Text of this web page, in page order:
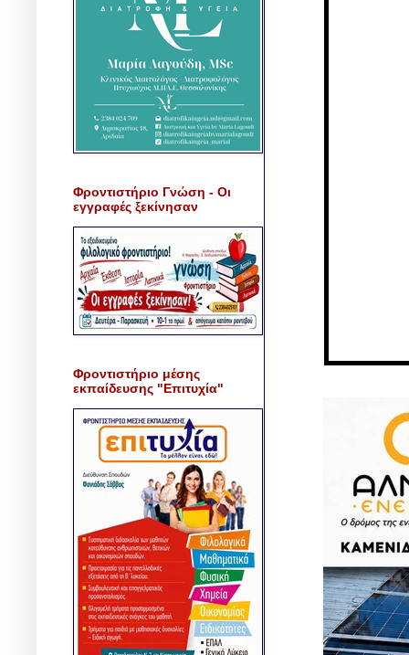
Φροντιστήριο Γνώση - Οι
εγγραφές ξεκίνησαν
Φροντιστήριο μέσης
εκπαίδευσης "Επιτυχία"